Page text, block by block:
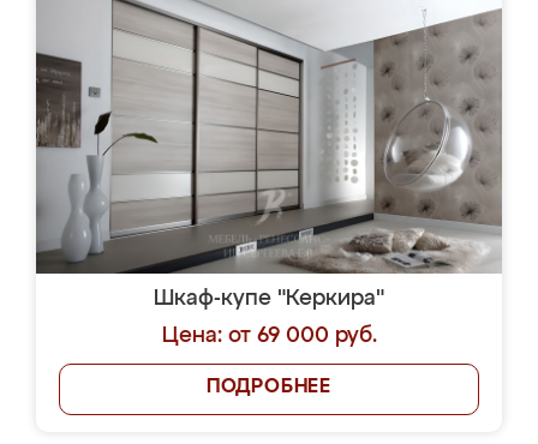
Шкаф-купе "Керкира"
Цена: от 69 000 руб.
ПОДРОБНЕЕ